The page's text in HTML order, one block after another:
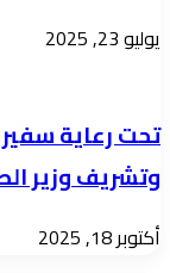
يوليو 23, 2025
تحت رعاية
وتشريف وزير
أكتوبر 18, 2025